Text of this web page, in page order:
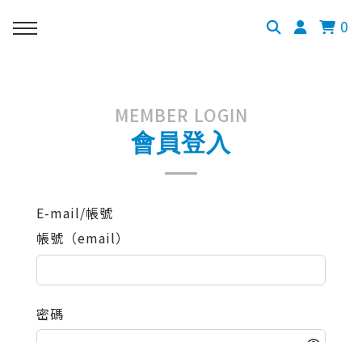
0
MEMBER LOGIN
會員登入
E-mail/帳號
帳號（email）
密碼